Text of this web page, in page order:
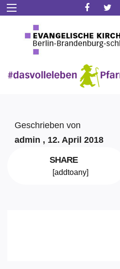
Geschrieben von
admin , 12. April 2018
SHARE
[addtoany]